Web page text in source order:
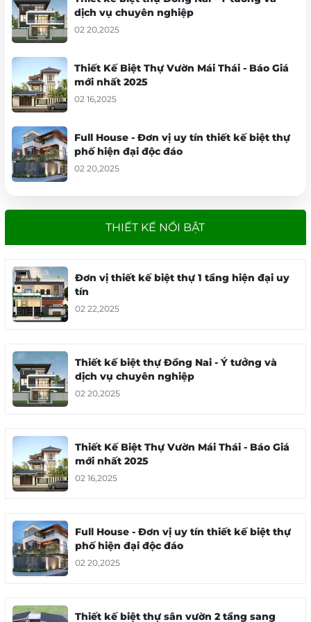
trọng và tiện ích,
người ta đã tạo ra
gian sống đáng
mơ ước, nơi mà
sự tinh tế và sự
Bài viết này, Full
House sẽ giới
thiệu về những ý
hướng thiết kế
căn hộ dịch vụ
hấp dẫn, giúp bạn
trường sống tiện
nghi và đáng
sống.
dịch vụ chuyên nghiệp
02 20,2025
Thiết Kế Biệt Thự Vườn Mái Thái - Báo Giá
mới nhất 2025
02 16,2025
Full House - Đơn vị uy tín thiết kế biệt thự
phố hiện đại độc đáo
02 20,2025
Thiết kế biệt thự sân vườn 2 tầng sang
trọng và đáng tin cậy
Công ty chuyên thiết kế biệt thự hàng đầu
đáng tin cậy - Full House
02 20,2025
Đơn vị thiết kế thi công nội thất chung cư
THIẾT KẾ NỔI BẬT
Đơn vị thiết kế biệt thự 1 tầng hiện đại uy
tín
02 22,2025
Thiết kế biệt thự Đồng Nai - Ý tưởng và
dịch vụ chuyên nghiệp
02 20,2025
Thiết Kế Biệt Thự Vườn Mái Thái - Báo Giá
mới nhất 2025
02 16,2025
Full House - Đơn vị uy tín thiết kế biệt thự
phố hiện đại độc đáo
02 20,2025
Thiết kế biệt thự sân vườn 2 tầng sang